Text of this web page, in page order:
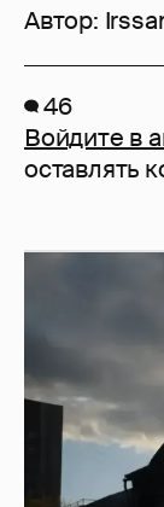
Сколько
перeписки